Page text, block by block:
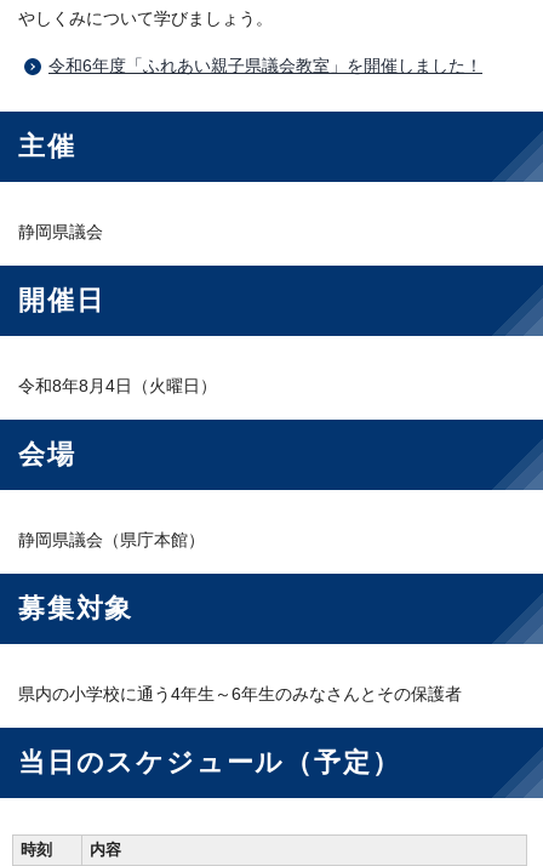
やしくみについて学びましょう。
令和6年度「ふれあい親子県議会教室」を開催しました！
主催
静岡県議会
開催日
令和8年8月4日（火曜日）
会場
静岡県議会（県庁本館）
募集対象
県内の小学校に通う4年生～6年生のみなさんとその保護者
当日のスケジュール（予定）
時刻
内容